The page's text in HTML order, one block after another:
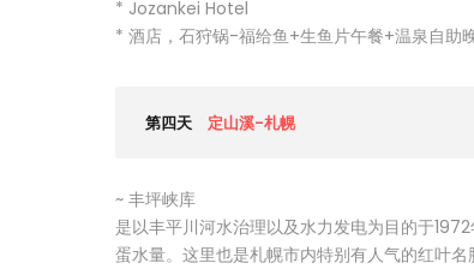
* Jozankei Hotel
* 酒店，石狩锅-福给鱼+生鱼片午餐+温泉自助
第四天 定山溪-札幌
~ 丰坪峡库
是以丰平川河水治理以及水力发电为目的于
蛋水量。这里也是札幌市内特别有人气的红叶名